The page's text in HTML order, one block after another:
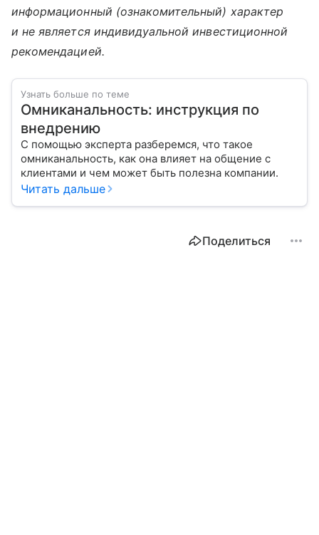
информационный (ознакомительный) характер
и не является индивидуальной инвестиционной
рекомендацией.
Узнать больше по теме
Омниканальность: инструкция по
внедрению
С помощью эксперта разберемся, что такое
омниканальность, как она влияет на общение с
клиентами и чем может быть полезна компании.
Читать дальше
Поделиться